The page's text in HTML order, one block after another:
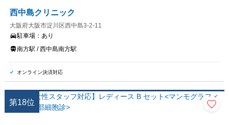
西中島クリニック
大阪府大阪市淀川区西中島3-2-11
駐車場： あり
南方駅 / 西中島南方駅
オンライン決済対応
第18位